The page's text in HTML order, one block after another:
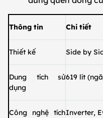
Thông tin Chi tiết
Thiết kế Side by
Dung tích sử
dụng
619 lít
Công nghệ tíchInverter,